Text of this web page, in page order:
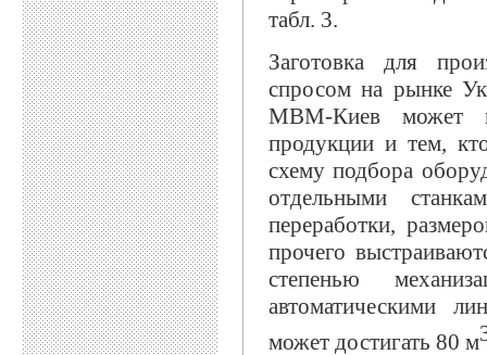
табл. 3.
Заготовка для
спросом на рынке
МВМ-Киев может
продукции и тем,
схему подбора
отдельными
переработки,
прочего
степенью
автоматическими
может достигать 80 м